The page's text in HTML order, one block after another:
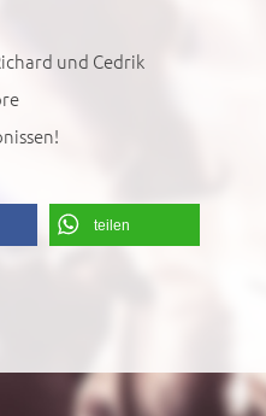
und Cedrik
teilen